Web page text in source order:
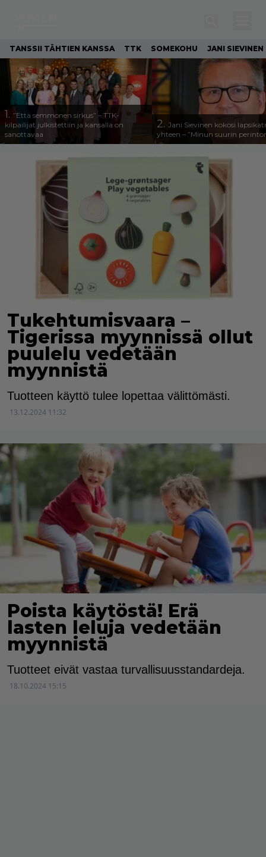
TANSSII TÄHTIEN KANSSA TTK SOMEKOHU JANI SIEVINEN
1. ”Että semmonen sirkus” – TTK-
kilpailijat julkistettiin ja kansalla on
sanottavaa
2. Jani Sievinen kokosi
yhteen – ”Minun suurin
Tukehtumisvaara –
Tigerissa myynnissä ollut
puulelu vedetään
myynnistä
Tuotteen käyttö tulee lopettaa välittömästi.
13.12.2024 11:32
Poista käytöstä! Erä
lasten leluja vedetään
myynnistä
Tuotteet eivät vastaa turvallisuusstandardeja.
18.10.2024 15:15